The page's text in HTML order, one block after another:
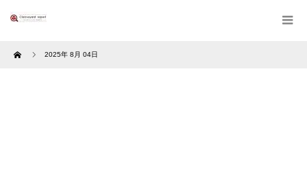
Home 2025年 8月 04日